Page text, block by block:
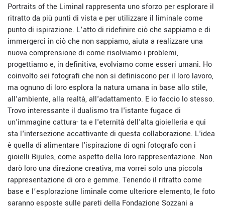
Portraits of the Liminal rappresenta uno sforzo per esplorare il
ritratto da più punti di vista e per utilizzare il liminale come
punto di ispirazione. L’atto di ridefinire ciò che sappiamo e di
immergerci in ciò che non sappiamo, aiuta a realizzare una
nuova comprensione di come risolviamo i problemi,
progettiamo e, in definitiva, evolviamo come esseri umani. Ho
coinvolto sei fotografi che non si definiscono per il loro lavoro,
ma ognuno di loro esplora la natura umana in base allo stile,
all'ambiente, alla realtà, all'adattamento. E io faccio lo stesso.
Trovo interessante il dualismo tra l'istante fugace di
un'immagine cattura- ta e l'eternità dell'alta gioielleria e qui
sta l'intersezione accattivante di questa collaborazione. L'idea
è quella di alimentare l'ispirazione di ogni fotografo con i
gioielli Bijules, come aspetto della loro rappresentazione. Non
darò loro una direzione creativa, ma vorrei solo una piccola
rappresentazione di oro e gemme. Tenendo il ritratto come
base e l’esplorazione liminale come ulteriore elemento, le foto
saranno esposte sulle pareti della Fondazione Sozzani a